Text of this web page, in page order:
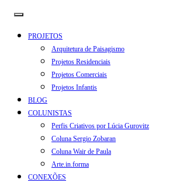
PROJETOS
Arquitetura de Paisagismo
Projetos Residenciais
Projetos Comerciais
Projetos Infantis
BLOG
COLUNISTAS
Perfis Criativos por Lúcia Gurovitz
Coluna Sergio Zobaran
Coluna Wair de Paula
Arte.in.forma
CONEXÕES